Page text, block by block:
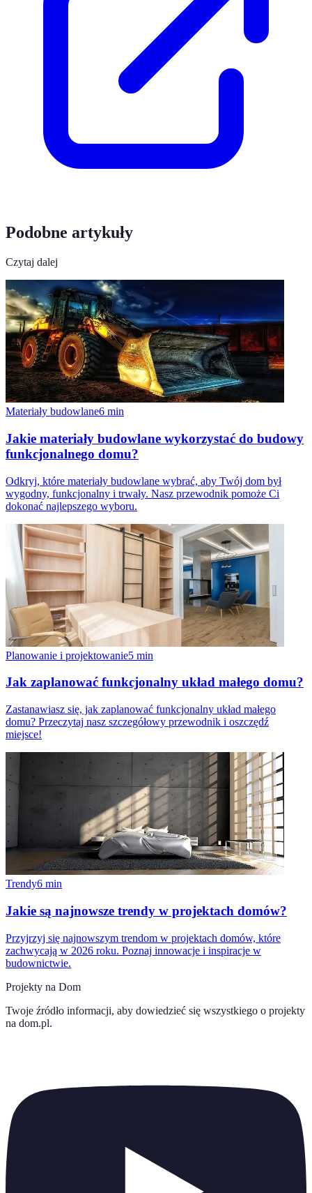
Podobne artykuły
Czytaj dalej
Materiały budowlane6 min
Jakie materiały budowlane wykorzystać do budowy
funkcjonalnego domu?
Odkryj, które materiały budowlane wybrać, aby Twój dom był
wygodny, funkcjonalny i trwały. Nasz przewodnik pomoże Ci
dokonać najlepszego wyboru.
Planowanie i projektowanie5 min
Jak zaplanować funkcjonalny układ małego domu?
Zastanawiasz się, jak zaplanować funkcjonalny układ małego
domu? Przeczytaj nasz szczegółowy przewodnik i oszczędź
miejsce!
Trendy6 min
Jakie są najnowsze trendy w projektach domów?
Przyjrzyj się najnowszym trendom w projektach domów, które
zachwycają w 2026 roku. Poznaj innowacje i inspiracje w
budownictwie.
Projekty na Dom
Twoje źródło informacji, aby dowiedzieć się wszystkiego o projekty
na dom.pl.